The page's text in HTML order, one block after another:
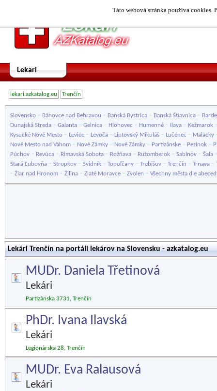
Táto webová stránka používa cookies.
Lekari
lekari.azkatalog.eu Trenčín
Slovensko - Bánovce nad Bebravou - Banská Bystrica - Banská Štiavnica -
Dunajská Streda - Galanta - Gelnica - Hlohovec - Humenné - Ilava - Kežmarok
Kysucké Nové Mesto - Levice - Levoča - Liptovský Mikuláš - Lučenec - Malacky
Nové Mesto nad Váhom - Nové Zámky - Nové Zámky - Partizánske - Pezinok -
Púchov - Revúca - Rimavská Sobota - Rožňava - Ružomberok - Sabinov - Šaľa
Stará Ľubovňa - Stropkov - Svidník - Topoľčany - Trebišov - Trenčín - Trnava -
- Žiar nad Hronom - Žilina - Zlaté Moravce - Zvolen - Všechny města dle
Lekári Trenčín na portáli lekárov na Slovensku - azkatalog.eu
MUDr. Daniela Třetinová
Lekári
Partizánska 3731, Trenčín
PhDr. Ivana Ilavská
Lekári
Legionárska 28, Trenčín
MUDr. Eva Ralausová
Lekári